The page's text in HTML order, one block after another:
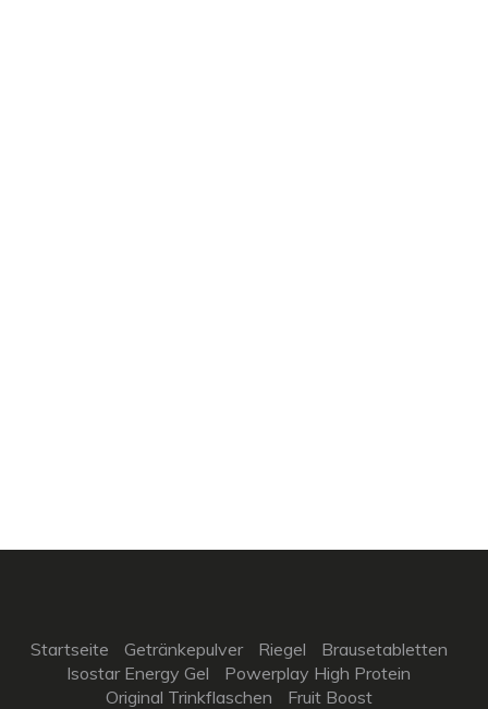
Startseite Getränkepulver Riegel
Brausetabletten
Isostar Energy Gel
Powerplay High Protein
Original Trinkflaschen
Fruit Boost